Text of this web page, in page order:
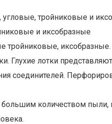
тройниковые и
и иксобразные
тройниковые, иксобразные.
Глухие лотки
соединителей.
большим количеством